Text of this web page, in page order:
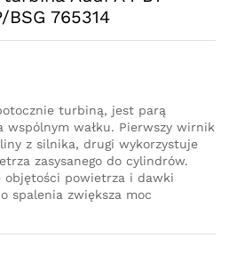
BSG 765314
turbiną, jest parą
wspólnym wałku. Pierwszy wirnik
z silnika, drugi wykorzystuje
zasysanego do cylindrów.
objętości powietrza i dawki
spalenia zwiększa moc